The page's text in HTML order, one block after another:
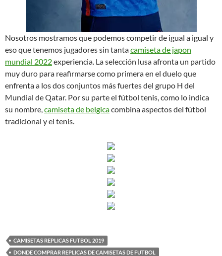
Nosotros mostramos que podemos competir de igual a igual y
eso que tenemos jugadores sin tantacamiseta de japon
mundial 2022experiencia. La selección lusa afronta un partido
muy duro para reafirmarse como primera en el duelo que
enfrenta a los dos conjuntos más fuertes del grupo H del
Mundial de Qatar. Por su parte el fútbol tenis, como lo indica
su nombre,camiseta de belgicacombina aspectos del fútbol
tradicional y el tenis.
CAMISETAS REPLICAS FUTBOL 2019
DONDE COMPRAR REPLICAS DE CAMISETAS DE FUTBOL